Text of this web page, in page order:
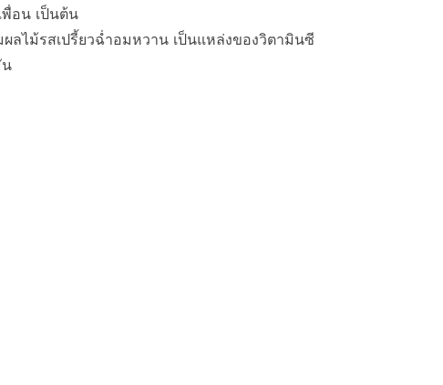
พื่อน เป็นต้น
ลไม้รสเปรี้ยวฉ่ำอมหวาน เป็นแหล่งของวิตามินซี
น